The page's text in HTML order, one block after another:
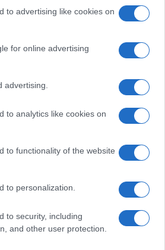
to advertising like cookies on
for online advertising
advertising.
to analytics like cookies on
to functionality of the website
to personalization.
to security, including
and other user protection.
7.1k
Usa
5.4k